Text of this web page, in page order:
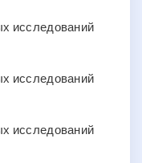
исследований
исследований
исследований